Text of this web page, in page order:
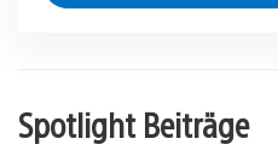
Spotlight Beiträge